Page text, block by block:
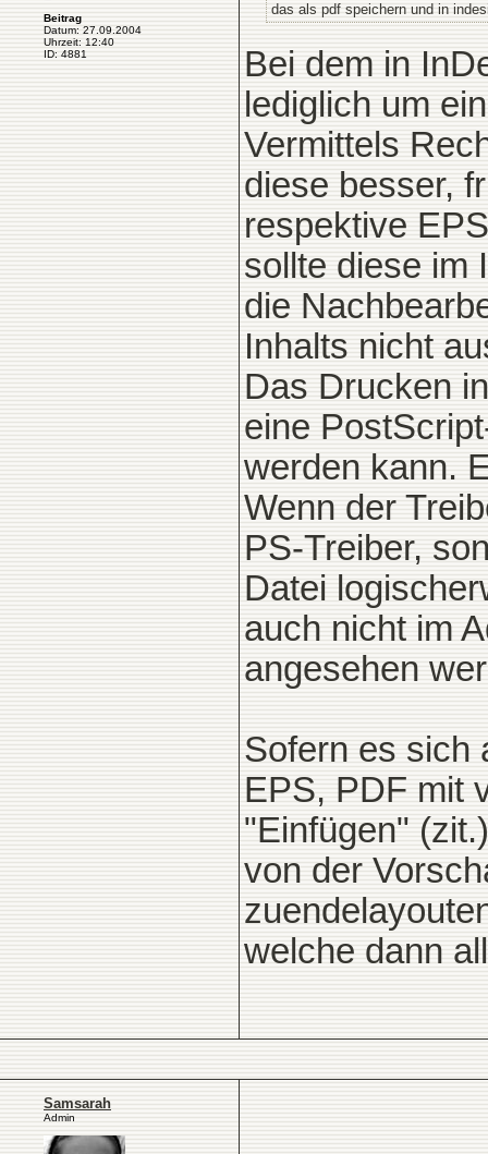
Beitrag
Datum: 27.09.2004
Uhrzeit: 12:40
ID: 4881
das als pdf speichern und in
Bei dem in
lediglich um
Vermittels
diese besser,
respektive
sollte diese im
die
Inhalts nicht
Das Drucken
eine
werden kann.
Wenn der
PS-Treiber,
Datei
auch nicht im
angesehen
Sofern es sich
EPS, PDF mit
"Einfügen"
von der
welche dann
Samsarah
Admin